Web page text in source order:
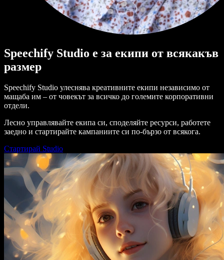
Speechify Studio е за екипи от всякакъв
размер
Speechify Studio улеснява креативните екипи независимо от
мащаба им – от човекът за всичко до големите корпоративни
отдели.
Лесно управлявайте екипа си, споделяйте ресурси, работете
заедно и стартирайте кампаниите си по-бързо от всякога.
Стартирай Studio